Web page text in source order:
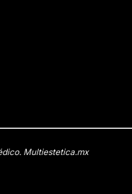
Multiestetica.mx